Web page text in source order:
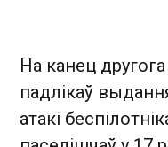
На канец
падлікаў
атакі